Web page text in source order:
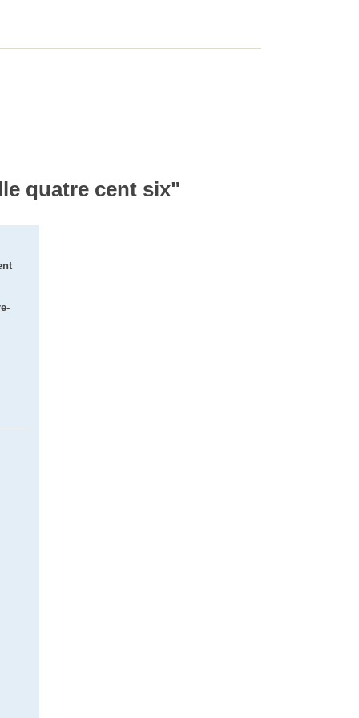
quatre cent six"